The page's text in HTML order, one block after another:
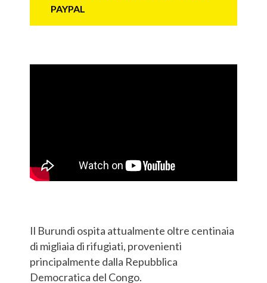
PAYPAL
Il Burundi ospita attualmente oltre centinaia
di migliaia di rifugiati, provenienti
principalmente dalla Repubblica
Democratica del Congo.